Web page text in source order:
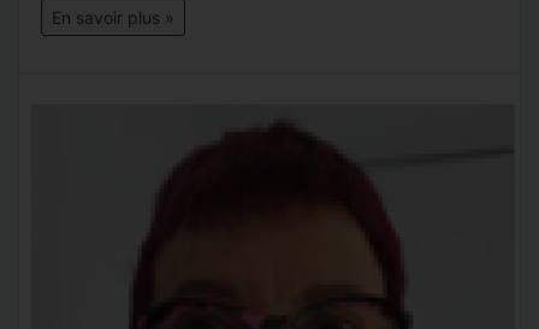
En savoir plus »